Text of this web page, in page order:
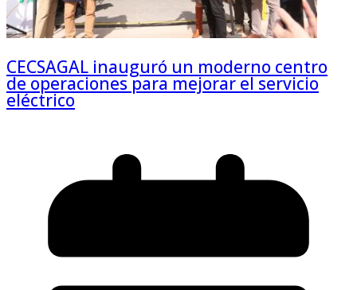
CECSAGAL inauguró un moderno centro
de operaciones para mejorar el servicio
eléctrico